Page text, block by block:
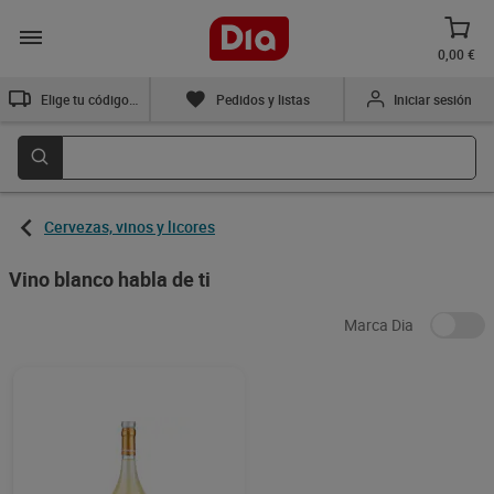
0,00 €
Pedidos y listas Iniciar sesión
Cervezas, vinos y licores
Vino blanco habla de ti
Marca Dia